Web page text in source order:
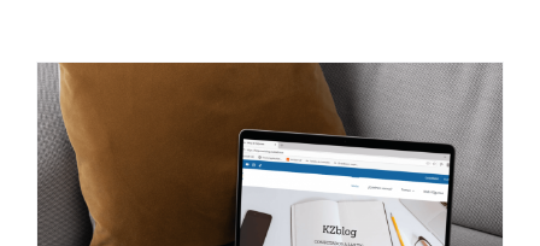
Esto ha sido lo más